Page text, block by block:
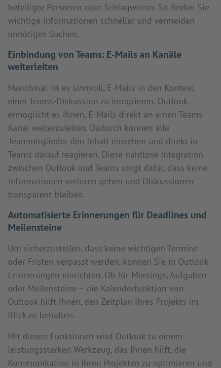
beteiligte Personen oder Schlagwörter. So finden Sie
wichtige Informationen schneller und vermeiden
unnötiges Suchen.
Einbindung von Teams: E-Mails an Kanäle
weiterleiten
Manchmal ist es sinnvoll, E-Mails in den Kontext
einer Teams-Diskussion zu integrieren. Outlook
ermöglicht es Ihnen, E-Mails direkt an einen Teams-
Kanal weiterzuleiten. Dadurch können alle
Teammitglieder den Inhalt einsehen und direkt in
Teams darauf reagieren. Diese nahtlose Integration
zwischen Outlook und Teams sorgt dafür, dass keine
Informationen verloren gehen und Diskussionen
transparent bleiben.
Automatisierte Erinnerungen für Deadlines und
Meilensteine
Um sicherzustellen, dass keine wichtigen Termine
oder Fristen verpasst werden, können Sie in Outlook
Erinnerungen einrichten. Ob für Meetings, Aufgaben
oder Meilensteine – die Kalenderfunktion von
Outlook hilft Ihnen, den Zeitplan Ihres Projekts im
Blick zu behalten.
Mit diesen Funktionen wird Outlook zu einem
leistungsstarken Werkzeug, das Ihnen hilft, die
Kommunikation in Ihren Projekten zu optimieren und